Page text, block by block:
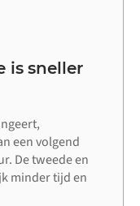
is sneller
een volgend
De tweede en
minder tijd en